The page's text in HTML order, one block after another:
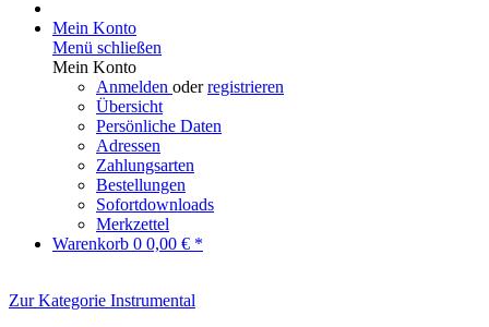
Mein Konto
Menü schließen
Mein Konto
Anmelden oderregistrieren
Übersicht
Persönliche Daten
Adressen
Zahlungsarten
Bestellungen
Sofortdownloads
Merkzettel
Warenkorb 0 0,00 € *
Zur Kategorie Instrumental